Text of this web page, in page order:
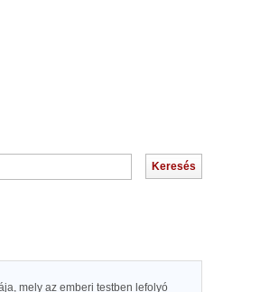
mely az emberi testben lefolyó